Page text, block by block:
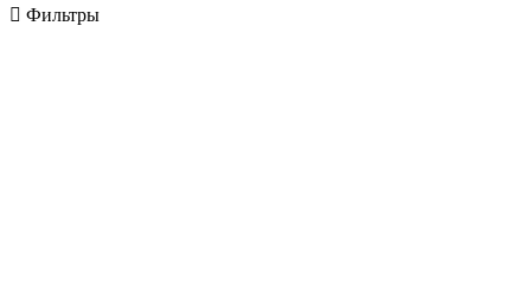
 Фильтры